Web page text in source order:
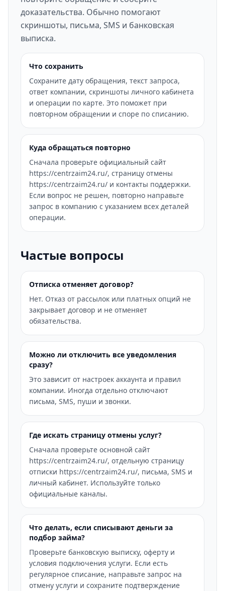
доказательства. Обычно помогают
скриншоты, письма, SMS и банковская
выписка.
Что сохранить
Сохраните дату обращения, текст запроса,
ответ компании, скриншоты личного кабинета
и операции по карте. Это поможет при
повторном обращении и споре по списанию.
Куда обращаться повторно
Сначала проверьте официальный сайт
https://centrzaim24.ru/, страницу отмены
https://centrzaim24.ru/ и контакты поддержки.
Если вопрос не решен, повторно направьте
запрос в компанию с указанием всех деталей
операции.
Частые вопросы
Отписка отменяет договор?
Нет. Отказ от рассылок или платных опций не
закрывает договор и не отменяет
обязательства.
Можно ли отключить все уведомления
сразу?
Это зависит от настроек аккаунта и правил
компании. Иногда отдельно отключают
письма, SMS, пуши и звонки.
Где искать страницу отмены услуг?
Сначала проверьте основной сайт
https://centrzaim24.ru/, отдельную страницу
отписки https://centrzaim24.ru/, письма, SMS и
личный кабинет. Используйте только
официальные каналы.
Что делать, если списывают деньги за
подбор займа?
Проверьте банковскую выписку, оферту и
условия подключения услуги. Если есть
регулярное списание, направьте запрос на
отмену услуги и сохраните подтверждение